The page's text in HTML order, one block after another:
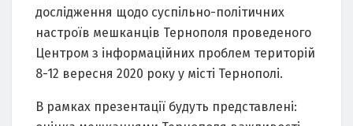
дослідження щодо суспільно-політичних
настроїв мешканців Тернополя проведеного
Центром з інформаційних проблем територій
8-12 вересня 2020 року у місті Тернополі.
В рамках презентації будуть представлені: